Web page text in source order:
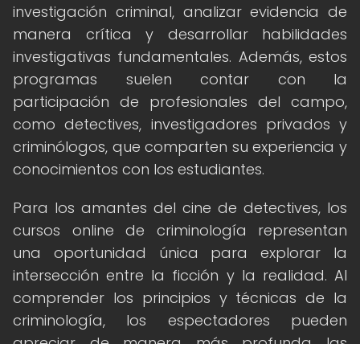
investigación criminal, analizar evidencia de
manera crítica y desarrollar habilidades
investigativas fundamentales. Además, estos
programas suelen contar con la
participación de profesionales del campo,
como detectives, investigadores privados y
criminólogos, que comparten su experiencia y
conocimientos con los estudiantes.
Para los amantes del cine de detectives, los
cursos online de criminología representan
una oportunidad única para explorar la
intersección entre la ficción y la realidad. Al
comprender los principios y técnicas de la
criminología, los espectadores pueden